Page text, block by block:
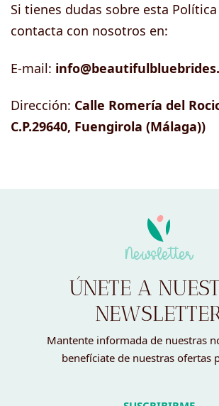
Si tienes dudas sobre esta
contacta con nosotros en:
E-mail:
Dirección: Calle Romería del
C.P.29640, Fuengirola (Málaga))
Newsletter
ÚNETE A
Mantente informada de nuestras
benefíciate de nuestras ofertas